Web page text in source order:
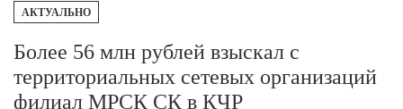
АКТУАЛЬНО
Более 56 млн рублей взыскал с
территориальных сетевых организаций
филиал МРСК СК в КЧР